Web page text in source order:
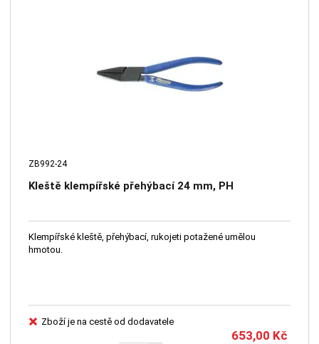
ZB992-24
Kleště klempířské přehýbací 24 mm, PH
Klempířské kleště, přehýbací, rukojeti potažené umělou
hmotou.
Zboží je na cestě od dodavatele
653,00 Kč